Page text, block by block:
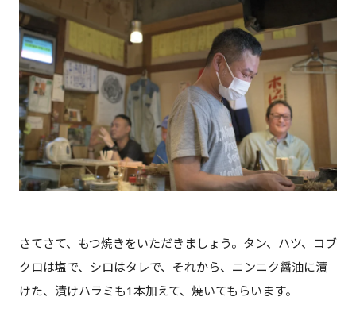
さてさて、もつ焼きをいただきましょう。タン、ハツ、コブ
クロは塩で、シロはタレで、それから、ニンニク醤油に漬
けた、漬けハラミも1本加えて、焼いてもらいます。